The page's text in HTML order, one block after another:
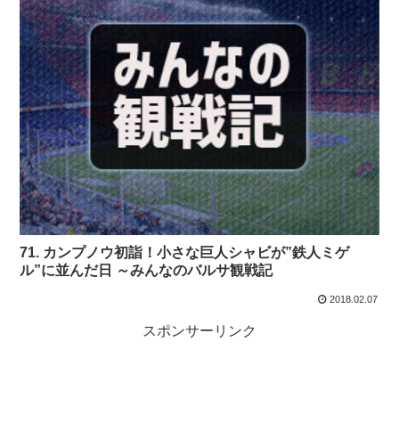
71. カンプノウ初詣！小さな巨人シャビが”鉄人ミゲ
ル”に並んだ日 ～みんなのバルサ観戦記
2018.02.07
スポンサーリンク